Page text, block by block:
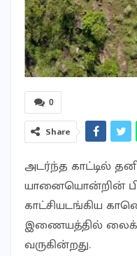
0
Share
அடர்ந்த காட்டில்
யானையொன்றின்
காட்சியடங்கிய
இணையத்தில்
வருகின்றது.